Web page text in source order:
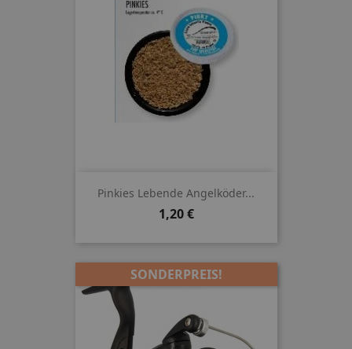
Pinkies Lebende Angelköder...
Preis
1,20 €
SONDERPREIS!